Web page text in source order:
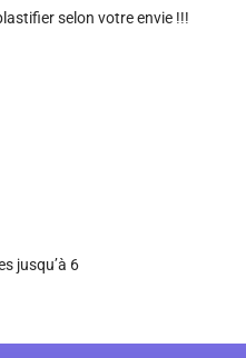
selon votre envie !!!
jusqu’à 6